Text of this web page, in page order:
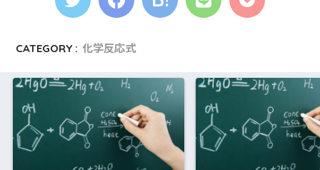
CATEGORY : 化学反応式